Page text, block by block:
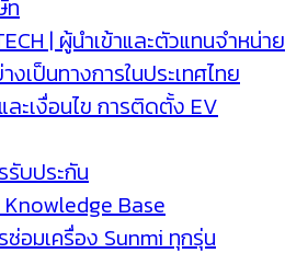
ท
| ผู้นำเข้าและตัวแทนจำหน่าย
งเป็นทางการในประเทศไทย
ะเงื่อนไข การติดตั้ง EV
รับประกัน
Base
อมเครื่อง Sunmi ทุกรุ่น